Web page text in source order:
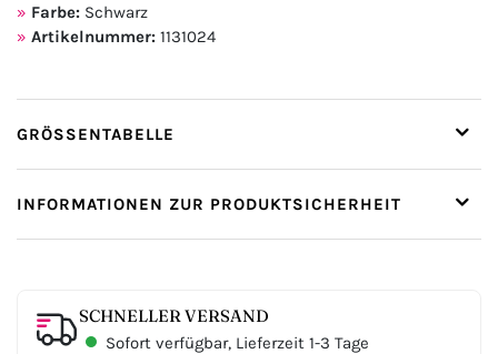
Farbe: Schwarz
Artikelnummer: 1131024
GRÖSSENTABELLE
INFORMATIONEN ZUR PRODUKTSICHERHEIT
SCHNELLER VERSAND
Sofort verfügbar, Lieferzeit 1-3 Tage